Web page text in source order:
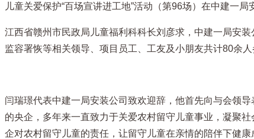
儿童关爱保护“百场宣讲进工地”活动（第96场）在中建一
江西省赣州市民政局儿童福利科科长刘彦求，中建一局安
监容署恢等相关领导、项目员工、工友及小朋友共计80余人
闫瑞璟代表中建一局安装公司致欢迎辞，他首先向与会领
的央企，多年来一直致力于关爱农村留守儿童事业，凝聚
企对农村留守儿童的责任，让留守儿童在亲情的陪伴下健康